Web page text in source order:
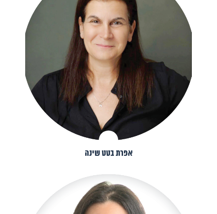
אפרת בטט שינה